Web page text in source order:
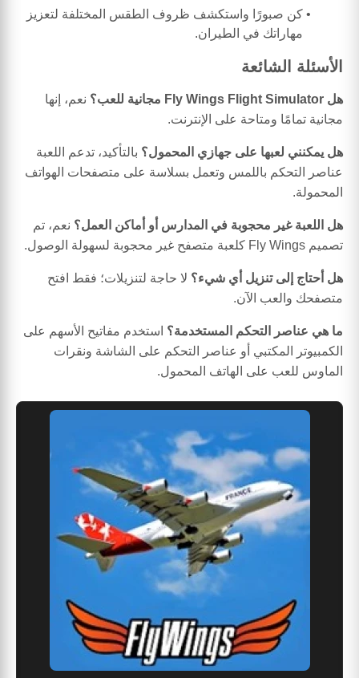
كن صبورًا واستكشف ظروف الطقس المختلفة لتعزيز
مهاراتك في الطيران.
الأسئلة الشائعة
هل Fly Wings Flight Simulator مجانية للعب؟
نعم، إنها
مجانية تمامًا ومتاحة على الإنترنت.
هل يمكنني لعبها على جهازي المحمول؟ بالتأكيد، تدعم اللعبة
عناصر التحكم باللمس وتعمل بسلاسة على متصفحات الهواتف
المحمولة.
هل اللعبة غير محجوبة في المدارس أو أماكن العمل؟ نعم، تم
تصميم Fly Wings كلعبة متصفح غير محجوبة لسهولة الوصول.
هل أحتاج إلى تنزيل أي شيء؟ لا حاجة لتنزيلات؛ فقط افتح
متصفحك والعب الآن.
ما هي عناصر التحكم المستخدمة؟ استخدم مفاتيح الأسهم على
الكمبيوتر المكتبي أو عناصر التحكم على الشاشة ونقرات
الماوس للعب على الهاتف المحمول.